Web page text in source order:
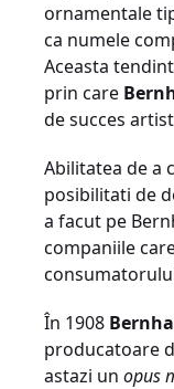
ornamentale
ca numele
Aceasta
prin care
de succes
Abilitatea de a
posibilitati de
a facut pe
companiile
În 1908
producatoare
astazi un opus